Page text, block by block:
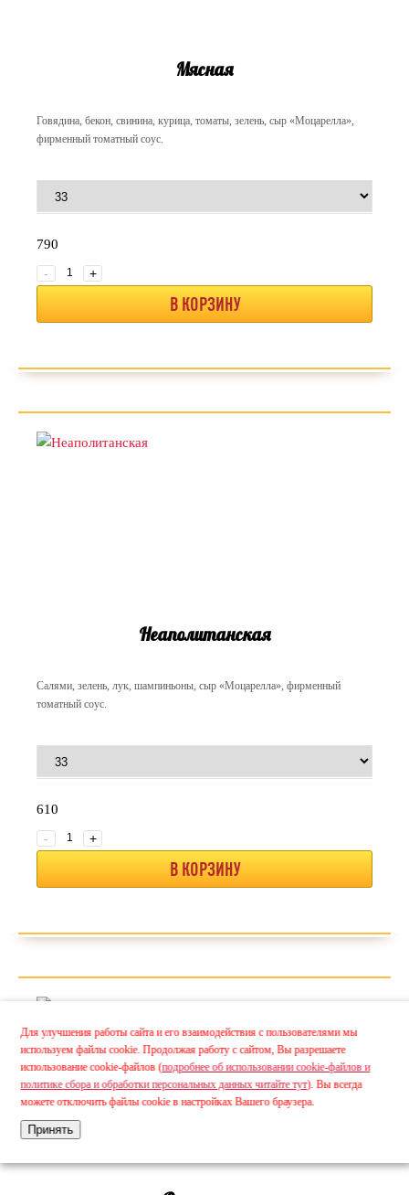
Мясная
Говядина, бекон, свинина, курица, томаты, зелень, сыр «Моцарелла»,
фирменный томатный соус.
790
-
+
В КОРЗИНУ
Неаполитанская
Салями, зелень, лук, шампиньоны, сыр «Моцарелла», фирменный
томатный соус.
610
-
+
В КОРЗИНУ
Для улучшения работы сайта и его взаимодействия с пользователями мы
используем файлы cookie. Продолжая работу с сайтом, Вы разрешаете
использование cookie-файлов (подробнее об использовании cookie-файлов и
политике сбора и обработки персональных данных читайте тут). Вы всегда
можете отключить файлы cookie в настройках Вашего браузера.
Принять